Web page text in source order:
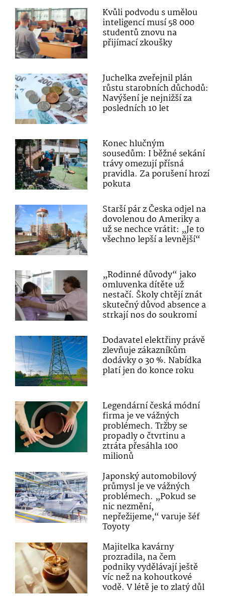
Kvůli podvodu s umělou
inteligencí musí 58 000
studentů znovu na
přijímací zkoušky
Juchelka zveřejnil plán
růstu starobních důchodů:
Navýšení je nejnižší za
posledních 10 let
Konec hlučným
sousedům: I běžné sekání
trávy omezují přísná
pravidla. Za porušení hrozí
pokuta
Starší pár z Česka odjel na
dovolenou do Ameriky a
už se nechce vrátit: „Je to
všechno lepší a levnější“
„Rodinné důvody“ jako
omluvenka dítěte už
nestačí. Školy chtějí znát
skutečný důvod absence a
strkají nos do soukromí
Dodavatel elektřiny právě
zlevňuje zákazníkům
dodávky o 30 %. Nabídka
platí jen do konce roku
Legendární česká módní
firma je ve vážných
problémech. Tržby se
propadly o čtvrtinu a
ztráta přesáhla 100
milionů
Japonský automobilový
průmysl je ve vážných
problémech. „Pokud se
nic nezmění,
nepřežijeme,“ varuje šéf
Toyoty
Majitelka kavárny
prozradila, na čem
podniky vydělávají ještě
víc než na kohoutkové
vodě. V létě je to zlatý důl